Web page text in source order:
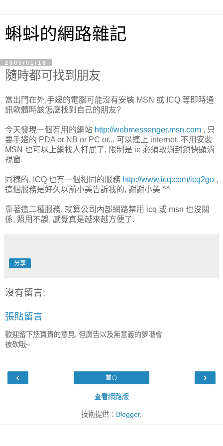
蝌蚪的網路雜記
2005/01/18
隨時都可找到朋友
當出門在外,手邊的電腦可能沒有安裝 MSN 或 ICQ 等即時通
訊軟體時該怎麼找到自己的朋友?
今天發現一個有用的網站 http://webmessenger.msn.com , 只
要手邊的 PDA or NB or PC or... 可以連上 internet, 不用安裝
MSN 也可以上網找人打屁了, 限制是 ie 必須取消封鎖快顯消
視窗.
同樣的, ICQ 也有一個相同的服務 http://www.icq.com/icq2go ,
這個服務是好久以前小美告訴我的, 謝謝小美 ^^
靠著這二種服務, 就算公司內部網路禁用 icq 或 msn 也沒關
係, 照用不誤, 感覺真是越來越方便了.
分享
沒有留言:
張貼留言
歡迎留下您寶貴的意見, 但廣告以及無意義的夢囈會
被砍哦~
‹ ›
首頁
查看網路版
技術提供： Blogger.